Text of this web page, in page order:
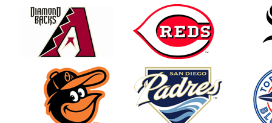
Here are a few examples of how you can use the
Enteringthis and that
into the search form will return
both "this" and "that".
Enteringthis not thatinto the search form will return
"this" and not "that".
Enteringthis or that
into the search form will return